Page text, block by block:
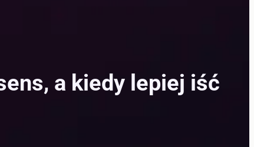
a kiedy lepiej iść